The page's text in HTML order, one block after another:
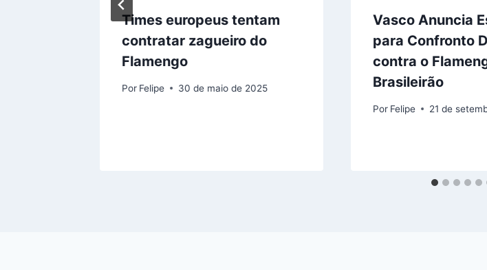
Times europeus tentam
contratar zagueiro do
Flamengo
Por Felipe 30 de maio de 2025
Vasco Anuncia
para Confronto
contra o
Brasileirão
Por Felipe 21 de